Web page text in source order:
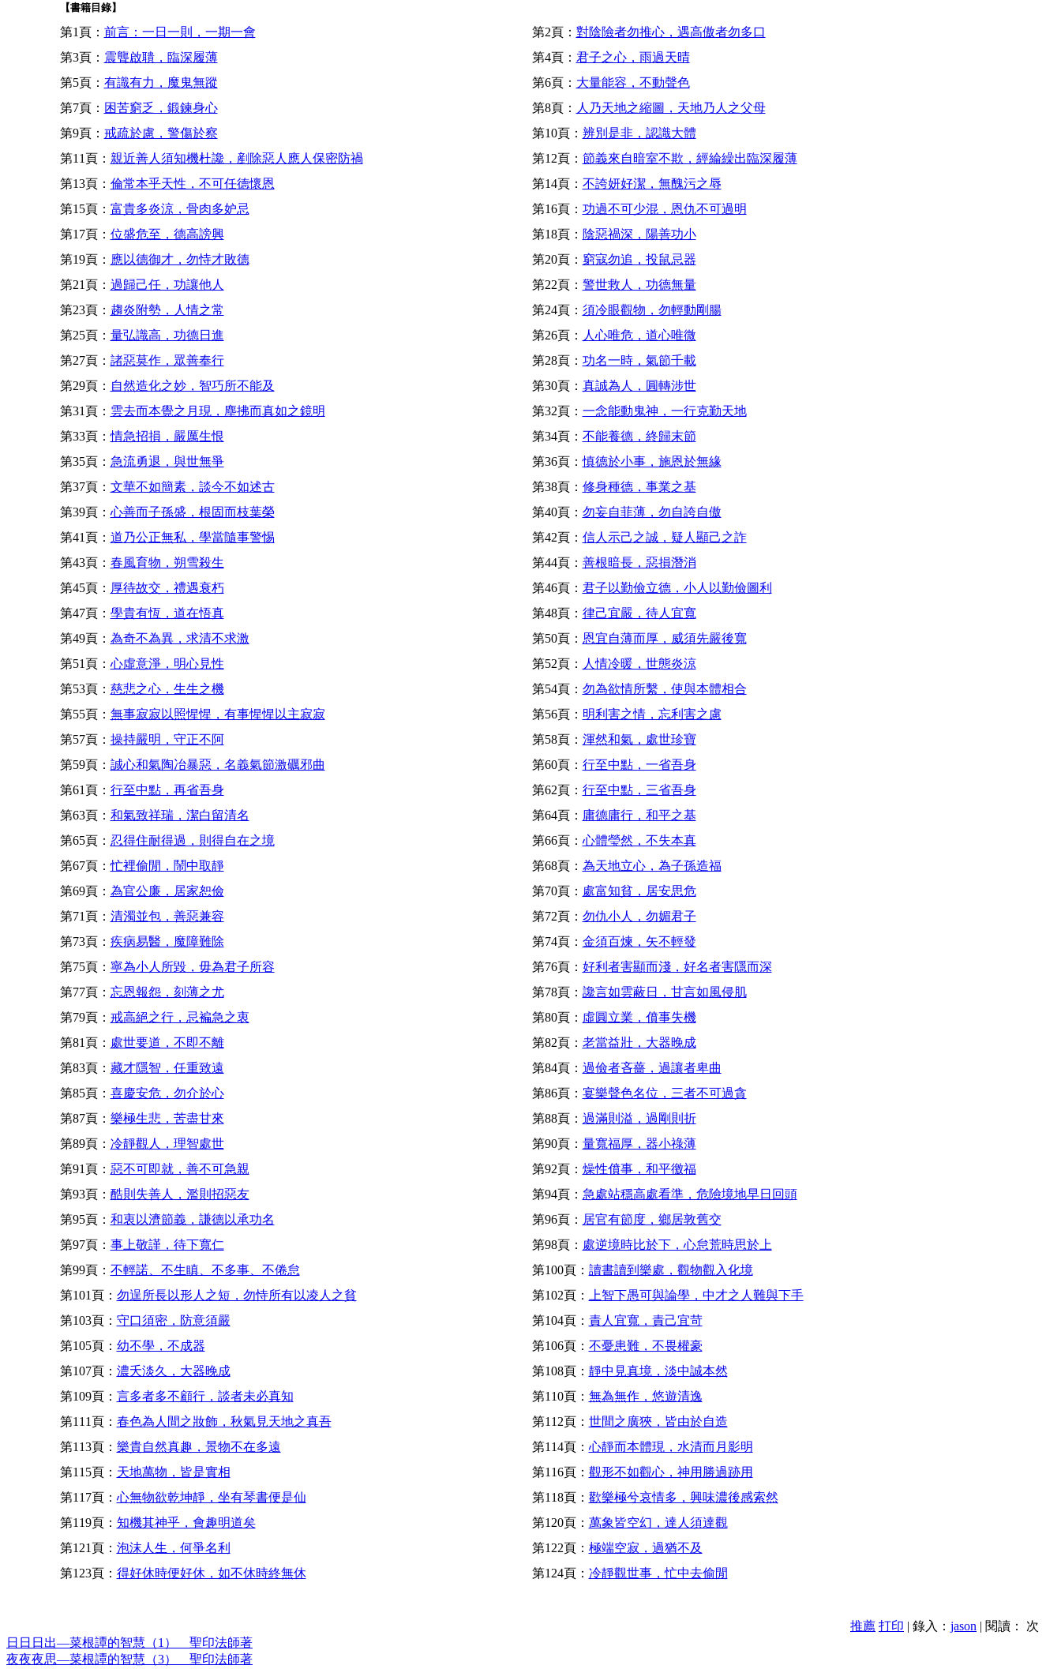
【書籍目錄】
第1頁： 前言：一日一則，一期一會 第2頁： 對陰險者勿推心，遇高傲者勿多口
第3頁： 震聾啟聵，臨深履薄 第4頁： 君子之心，雨過天晴
第5頁： 有識有力，魔鬼無蹤 第6頁： 大量能容，不動聲色
第7頁： 困苦窮乏，鍛鍊身心 第8頁： 人乃天地之縮圖，天地乃人之父母
第9頁： 戒疏於慮，警傷於察 第10頁： 辨別是非，認識大體
第11頁： 親近善人須知機杜讒，剷除惡人應人保密防禍 第12頁： 節義來自暗室不欺，經綸繰出臨深履薄
第13頁： 倫常本乎天性，不可任德懷恩 第14頁： 不誇妍好潔，無醜污之辱
第15頁： 富貴多炎涼，骨肉多妒忌 第16頁： 功過不可少混，恩仇不可過明
第17頁： 位盛危至，德高謗興 第18頁： 陰惡禍深，陽善功小
第19頁： 應以德御才，勿恃才敗德 第20頁： 窮寇勿追，投鼠忌器
第21頁： 過歸己任，功讓他人 第22頁： 警世救人，功德無量
第23頁： 趨炎附勢，人情之常 第24頁： 須冷眼觀物，勿輕動剛腸
第25頁： 量弘識高，功德日進 第26頁： 人心唯危，道心唯微
第27頁： 諸惡莫作，眾善奉行 第28頁： 功名一時，氣節千載
第29頁： 自然造化之妙，智巧所不能及 第30頁： 真誠為人，圓轉涉世
第31頁： 雲去而本覺之月現，塵拂而真如之鏡明 第32頁： 一念能動鬼神，一行克勤天地
第33頁：情急招損，嚴厲生恨 第34頁： 不能養德，終歸末節
第35頁： 急流勇退，與世無爭 第36頁：慎德於小事，施恩於無緣
第37頁： 文華不如簡素，談今不如述古 第38頁： 修身種德，事業之基
第39頁： 心善而子孫盛，根固而枝葉榮 第40頁： 勿妄自菲薄，勿自誇自傲
第41頁： 道乃公正無私，學當隨事警惕 第42頁： 信人示己之誠，疑人顯己之詐
第43頁： 春風育物，朔雪殺生 第44頁： 善根暗長，惡損潛消
第45頁： 厚待故交，禮遇衰朽 第46頁： 君子以勤儉立德，小人以勤儉圖利
第47頁： 學貴有恆，道在悟真 第48頁： 律己宜嚴，待人宜寬
第49頁： 為奇不為異，求清不求激 第50頁： 恩宜自薄而厚，威須先嚴後寬
第51頁： 心虛意淨，明心見性 第52頁： 人情冷暖，世態炎涼
第53頁： 慈悲之心，生生之機 第54頁： 勿為欲情所繫，使與本體相合
第55頁： 無事寂寂以照惺惺，有事惺惺以主寂寂 第56頁： 明利害之情，忘利害之慮
第57頁： 操持嚴明，守正不阿 第58頁： 渾然和氣，處世珍寶
第59頁： 誠心和氣陶冶暴惡，名義氣節激礪邪曲 第60頁： 行至中點，一省吾身
第61頁： 行至中點，再省吾身 第62頁： 行至中點，三省吾身
第63頁： 和氣致祥瑞，潔白留清名 第64頁： 庸德庸行，和平之基
第65頁： 忍得住耐得過，則得自在之境 第66頁： 心體瑩然，不失本真
第67頁：忙裡偷閒，鬧中取靜 第68頁： 為天地立心，為子孫造福
第69頁： 為官公廉，居家恕儉 第70頁： 處富知貧，居安思危
第71頁： 清濁並包，善惡兼容 第72頁： 勿仇小人，勿媚君子
第73頁： 疾病易醫，魔障難除 第74頁： 金須百煉，矢不輕發
第75頁： 寧為小人所毀，毋為君子所容 第76頁： 好利者害顯而淺，好名者害隱而深
第77頁： 忘恩報怨，刻薄之尤 第78頁： 讒言如雲蔽日，甘言如風侵肌
第79頁： 戒高絕之行，忌褊急之衷 第80頁： 虛圓立業，僨事失機
第81頁： 處世要道，不即不離 第82頁： 老當益壯，大器晚成
第83頁： 藏才隱智，任重致遠 第84頁： 過儉者吝薔，過讓者卑曲
第85頁： 喜慶安危，勿介於心 第86頁： 宴樂聲色名位，三者不可過貪
第87頁： 樂極生悲，苦盡甘來 第88頁： 過滿則溢，過剛則折
第89頁： 冷靜觀人，理智處世 第90頁： 量寬福厚，器小祿薄
第91頁： 惡不可即就，善不可急親 第92頁： 燥性僨事，和平徼福
第93頁： 酷則失善人，濫則招惡友 第94頁： 急處站穩高處看準，危險境地早日回頭
第95頁： 和衷以濟節義，謙德以承功名 第96頁： 居官有節度，鄉居敦舊交
第97頁： 事上敬謹，待下寬仁 第98頁： 處逆境時比於下，心怠荒時思於上
第99頁： 不輕諾、不生瞋、不多事、不倦怠 第100頁： 讀書讀到樂處，觀物觀入化境
第101頁： 勿逞所長以形人之短，勿恃所有以凌人之貧 第102頁：
上智下愚可與論學，中才之人難與下手
第103頁： 守口須密，防意須嚴 第104頁： 責人宜寬，責己宜苛
第105頁： 幼不學，不成器 第106頁： 不憂患難，不畏權豪
第107頁： 濃夭淡久，大器晚成 第108頁： 靜中見真境，淡中誠本然
第109頁： 言多者多不顧行，談者未必真知 第110頁： 無為無作，悠遊清逸
第111頁： 春色為人間之妝飾，秋氣見天地之真吾 第112頁： 世間之廣狹，皆由於自造
第113頁： 樂貴自然真趣，景物不在多遠 第114頁： 心靜而本體現，水清而月影明
第115頁： 天地萬物，皆是實相 第116頁： 觀形不如觀心，神用勝過跡用
第117頁： 心無物欲乾坤靜，坐有琴書便是仙 第118頁： 歡樂極兮哀情多，興味濃後感索然
第119頁： 知機其神乎，會趣明道矣 第120頁： 萬象皆空幻，達人須達觀
第121頁： 泡沫人生，何爭名利 第122頁： 極端空寂，過猶不及
第123頁： 得好休時便好休，如不休時終無休 第124頁： 冷靜觀世事，忙中去偷閒
推薦 打印 | 錄入： jason | 閱讀：
次
日日日出—菜根譚的智慧（1） 聖印法師著
夜夜夜思—菜根譚的智慧（3） 聖印法師著